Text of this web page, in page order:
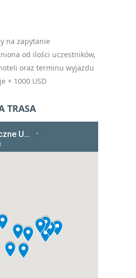
na zapytanie
od ilości uczestników,
oraz terminu wyjazdu
+ 1000 USD
TRASA